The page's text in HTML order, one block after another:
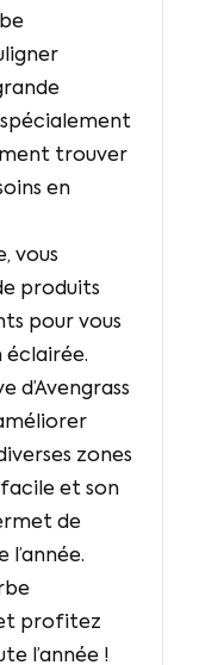
trouver
en
vous
produits
pour vous
éclairée.
d’Avengrass
zones
et son
de
profitez
l’année !